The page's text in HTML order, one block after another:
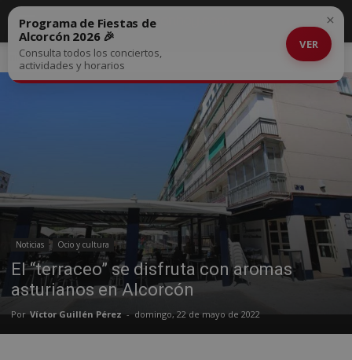
Inicio Noticias
Noticias Ocio y cultura
El “terraceo” se disfruta con aromas
asturianos en Alcorcón
Por Víctor Guillén Pérez - domingo, 22 de mayo de 2022
Programa de Fiestas de
Alcorcón 2026 🎉
Consulta todos los conciertos,
actividades y horarios
VER
×